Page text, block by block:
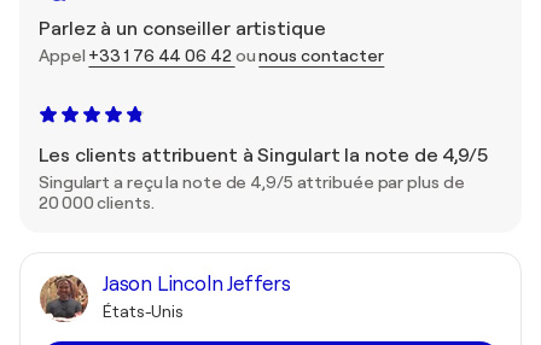
Parlez à un conseiller artistique
Appel +33 1 76 44 06 42 ounous contacter
Les clients attribuent à Singulart la note de 4,9/5
Singulart a reçu la note de 4,9/5 attribuée par plus de
20 000 clients.
Jason Lincoln Jeffers
États-Unis